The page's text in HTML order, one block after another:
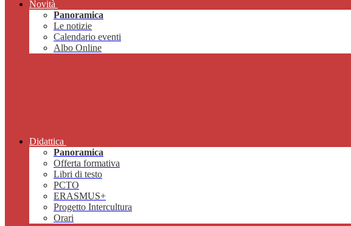
Novità
Panoramica
Le notizie
Calendario eventi
Albo Online
Didattica
Panoramica
Offerta formativa
Libri di testo
PCTO
ERASMUS+
Progetto Intercultura
Orari